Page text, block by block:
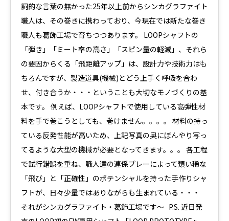
詞的な言葉の無かった25年以上前からシンカグラファイト
職人は、その巻きに携わっており、今現在では新たな巻き
職人も葛飾工場で育ちつつあります。 LOOPシャフトの
「弾き」「ミート率の高さ」「スピン量の軽減」、それら
の要因からくる「飛距離アップ」は、設計力や技術力はも
ちろんですが、製造道具(機械)とどう上手く呼吸を合わ
せ、付き合うか・・・ということも大切なモノづくりの基
本です。 例えば、LOOPシャフトで使用している高弾性材
料を手で巻こうとしても、巻けません。。。。 材料の持っ
ている反発性能が高いため、上記写真の奥にぼんやり写っ
てるような大型の機械が必要となってきます。。。 各工程
で試行錯誤を重ね、職人達の連係プレーによって類い稀な
「飛び」と「正確性」のポテンシャルを持った手作りシャ
フトが、日々少量ではありながらも生まれている・・・
それがシンカグラファイト・葛飾工場です〜 P.S. 近日発